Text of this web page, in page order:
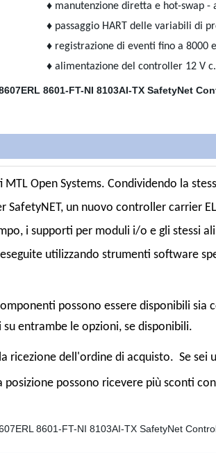
♦ manutenzione diretta e hot-swap -
♦ passaggio HART delle variabili di
♦ registrazione di eventi fino a 8000
♦ alimentazione del controller 12 V
Open Systems. Condividendo la
un nuovo controller carrier
i supporti per moduli i/o e gli stessi
utilizzando strumenti software
possono essere disponibili
entrambe le opzioni, se disponibili.
ricezione dell'ordine di acquisto. Se
possono ricevere più sconti